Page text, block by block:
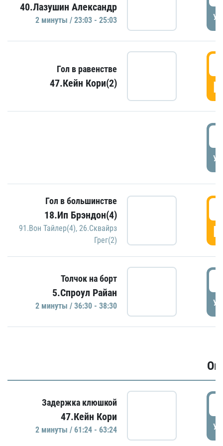
40.Лазушин Александр
2 минуты / 23:03 - 25:03
Гол в равенстве
47.Кейн Кори(2)
Гол в большинстве
18.Ип Брэндон(4)
91.Вон Тайлер(4), 26.Сквайрз
Грег(2)
Толчок на борт
5.Спроул Райан
2 минуты / 36:30 - 38:30
Задержка клюшкой
47.Кейн Кори
2 минуты / 61:24 - 63:24